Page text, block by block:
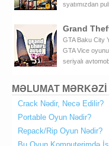
syatımızdan
Grand
GTA Baku City
GTA Vice
seriyalı
MƏLUMAT MƏRKƏZİ
Crack Nədir, Necə Edilir?
Portable Oyun Nədir?
Repack/Rip Oyun Nədir?